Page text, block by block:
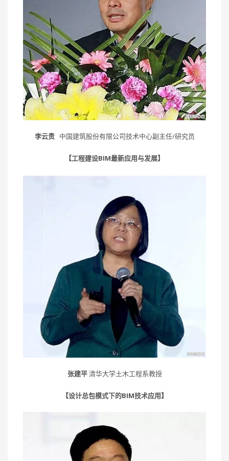
李云贵 中国建筑股份有限公司技术中心副主任/研究员
【工程建设BIM最新应用与发展】
张建平清华大学土木工程系教授
【设计总包模式下的BIM技术应用】